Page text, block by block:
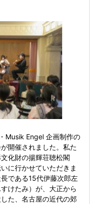
Musik Engel 企画制作の
開催されました。私た
化財の揚輝荘聴松閣
に行かせていただきま
である15代伊藤次郎左
けたみ）が、大正から
た、名古屋の近代の郊